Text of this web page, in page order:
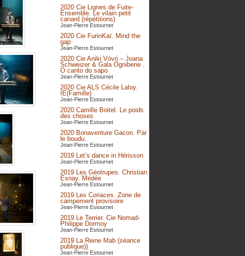
2020 Cie Lignes de Fuite-
Ensemble. Le vilain petit
canard (répétitions)
Jean-Pierre Estournet
2020 Cie FurinKaï. Mind the
gap
Jean-Pierre Estournet
2020 Cie Aniki Vóvó – Joana
Schweizer & Gala Ognibene .
O canto do sapo
Jean-Pierre Estournet
2020 Cie ALS Cécile Laloy.
IE(Famille)
Jean-Pierre Estournet
2020 Camille Boitel. Le poids
des choses
Jean-Pierre Estournet
2020 Bonaventure Gacon. Par
le boudu.
Jean-Pierre Estournet
2019 Let’s dance in Hérisson
Jean-Pierre Estournet
2019 Les Géotrupes. Christian
Esnay. Médée
Jean-Pierre Estournet
2019 Les Coriaces. Zone de
campement provisoire
Jean-Pierre Estournet
2019 Le Terrier. Cie Nomad-
Philippe Dormoy
Jean-Pierre Estournet
2019 La Reine Mab (séance
publique))
Jean-Pierre Estournet